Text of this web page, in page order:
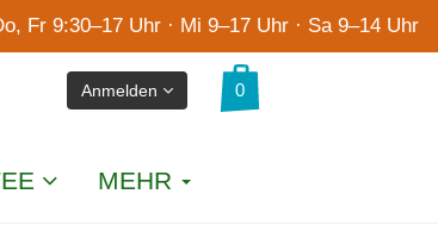
Fr 9:30–17 Uhr · Mi 9–17 Uhr · Sa 9–14 Uhr
Anmelden
MEHR